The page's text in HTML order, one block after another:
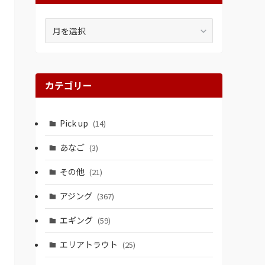
ブ
カテゴリー
Pick up (14)
あなご (3)
その他 (21)
アジング (367)
エギング (59)
エリアトラウト (25)